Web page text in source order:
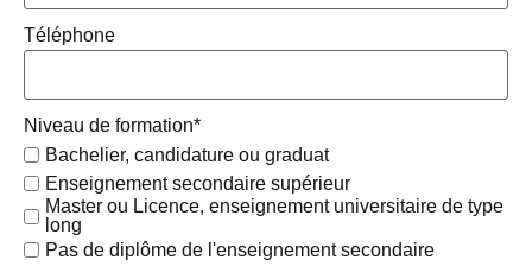
Téléphone
Niveau de formation*
Bachelier, candidature ou graduat
Enseignement secondaire supérieur
Master ou Licence, enseignement universitaire de type
long
Pas de diplôme de l'enseignement secondaire